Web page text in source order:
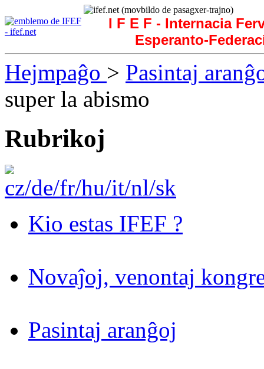
I F E F - Internacia
Esperanto-
Hejmpaĝo > Pasintaj
super la abismo
Rubrikoj
Kio estas IFEF ?
Novaĵoj, venontaj
Pasintaj aranĝoj